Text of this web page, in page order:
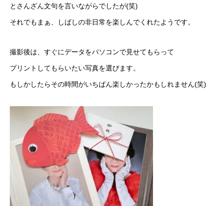
とさんざん文句を言いながらでしたが(笑)
それでもまぁ、しばしの非日常を楽しんでくれたようです。
撮影後は、すぐにデータをパソコンで見せてもらって
プリントしてもらいたい写真を選びます。
もしかしたらその時間がいちばん楽しかったかもしれません(笑)